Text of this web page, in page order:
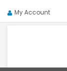
My Account